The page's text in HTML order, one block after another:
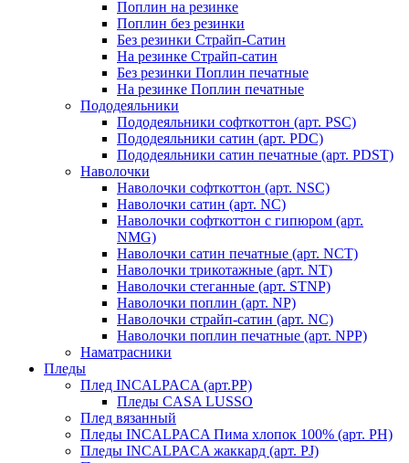
Поплин на резинке
Поплин без резинки
Без резинки Страйп-Сатин
На резинке Страйп-сатин
Без резинки Поплин печатные
На резинке Поплин печатные
Пододеяльники
Пододеяльники софткоттон (арт. PSC)
Пододеяльники сатин (арт. PDC)
Пододеяльники сатин печатные (арт. PDST)
Наволочки
Наволочки софткоттон (арт. NSC)
Наволочки сатин (арт. NC)
Наволочки софткоттон с гипюром (арт.
NMG)
Наволочки сатин печатные (арт. NCT)
Наволочки трикотажные (арт. NT)
Наволочки стеганные (арт. STNP)
Наволочки поплин (арт. NP)
Наволочки страйп-сатин (арт. NC)
Наволочки поплин печатные (арт. NPP)
Наматрасники
Пледы
Плед INCALPACA (арт.PP)
Пледы CASA LUSSO
Плед вязанный
Пледы INCALPACA Пима хлопок 100% (арт. PH)
Пледы INCALPACA жаккард (арт. PJ)